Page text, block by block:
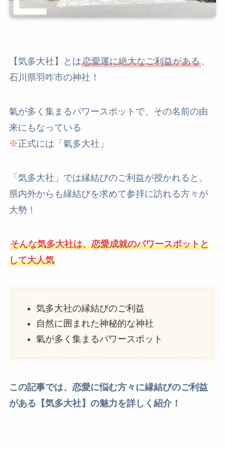
【気多大社】とは恋愛運に絶大なご利益がある、
石川県羽咋市の神社！
氣が多く集まるパワースポットで、その名前の由
来にもなっている
※正式には「氣多大社」
「気多大社」では縁結びのご利益が授かれると、
県内外からも縁結びを求めて参拝に訪れる方々が
大勢！
そんな気多大社は、恋愛成就のパワースポットと
して大人気
気多大社の縁結びのご利益
自然に囲まれた神秘的な神社
氣が多く集まるパワースポット
この記事では、恋愛に悩む方々に縁結びのご利益
がある【気多大社】の魅力を詳しく紹介！